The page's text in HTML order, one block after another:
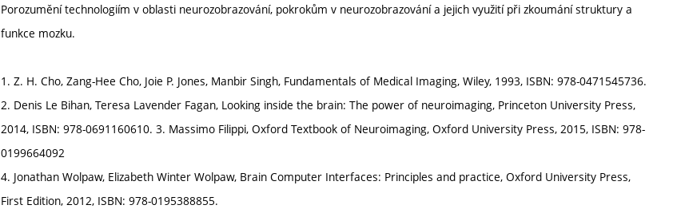
Porozumění technologiím v oblasti neurozobrazování, pokrokům v neurozobrazování a jejich využití při zkoumání struktury a
funkce mozku.
1. Z. H. Cho, Zang-Hee Cho, Joie P. Jones, Manbir Singh, Fundamentals of Medical Imaging, Wiley, 1993, ISBN: 978-0471545736.
2. Denis Le Bihan, Teresa Lavender Fagan, Looking inside the brain: The power of neuroimaging, Princeton University Press,
2014, ISBN: 978-0691160610. 3. Massimo Filippi, Oxford Textbook of Neuroimaging, Oxford University Press, 2015, ISBN: 978-
0199664092
4. Jonathan Wolpaw, Elizabeth Winter Wolpaw, Brain Computer Interfaces: Principles and practice, Oxford University Press,
First Edition, 2012, ISBN: 978-0195388855.